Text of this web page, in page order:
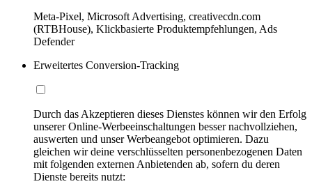
Meta-Pixel, Microsoft Advertising, creativecdn.com
(RTBHouse), Klickbasierte Produktempfehlungen, Ads
Defender
Erweitertes Conversion-Tracking
Durch das Akzeptieren dieses Dienstes können wir den Erfolg
unserer Online-Werbeeinschaltungen besser nachvollziehen,
auswerten und unser Werbeangebot optimieren. Dazu
gleichen wir deine verschlüsselten personenbezogenen Daten
mit folgenden externen Anbietenden ab, sofern du deren
Dienste bereits nutzt: